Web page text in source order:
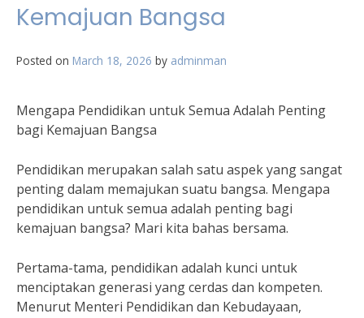
Kemajuan Bangsa
Posted on March 18, 2026 by adminman
Mengapa Pendidikan untuk Semua Adalah Penting
bagi Kemajuan Bangsa
Pendidikan merupakan salah satu aspek yang sangat
penting dalam memajukan suatu bangsa. Mengapa
pendidikan untuk semua adalah penting bagi
kemajuan bangsa? Mari kita bahas bersama.
Pertama-tama, pendidikan adalah kunci untuk
menciptakan generasi yang cerdas dan kompeten.
Menurut Menteri Pendidikan dan Kebudayaan,